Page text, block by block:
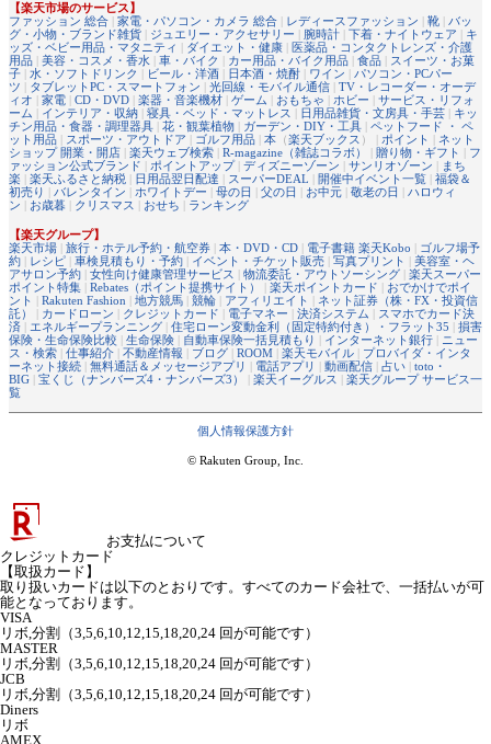
【楽天市場のサービス】
ファッション 総合
家電・パソコン・カメラ 総合 レディースファッション 靴
バッ
グ・小物・ブランド雑貨
ジュエリー・アクセサリー 腕時計 下着・ナイトウェア
キ
ッズ・ベビー用品・マタニティ
ダイエット・健康
医薬品・コンタクトレンズ・介護
用品
美容・コスメ・香水 車・バイク カー用品・バイク用品 食品
スイーツ・お菓
子
水・ソフトドリンク ビール・洋酒 日本酒・焼酎 ワイン
パソコン・PCパー
ツ
タブレットPC・スマートフォン 光回線・モバイル通信
TV・レコーダー・オーデ
ィオ
家電 CD・DVD 楽器・音楽機材 ゲーム おもちゃ ホビー
サービス・リフォ
ーム
インテリア・収納 寝具・ベッド・マットレス 日用品雑貨・文房具・手芸
キッ
チン用品・食器・調理器具
花・観葉植物 ガーデン・DIY・工具
ペットフード ・ ペ
ット用品
スポーツ・アウトドア ゴルフ用品 本 （楽天ブックス ） | ポイント
ネット
ショップ 開業・開店
楽天ウェブ検索 R-magazine（雑誌コラボ） 贈り物・ギフト
フ
ァッション公式ブランド
ポイントアップ ディズニーゾーン サンリオゾーン
まち
楽
楽天ふるさと納税 日用品翌日配達 スーパーDEAL 開催中イベント一覧
福袋＆
初売り
バレンタイン ホワイトデー 母の日 父の日 お中元 敬老の日
ハロウィ
ン
お歳暮 クリスマス おせち ランキング
【楽天グループ】
楽天市場
旅行・ホテル予約・航空券 本・DVD・CD 電子書籍 楽天Kobo
ゴルフ場予
約
レシピ 車検見積もり・予約 イベント・チケット販売 写真プリント
美容室・ヘ
アサロン予約
女性向け健康管理サービス 物流委託・アウトソーシング
楽天スーパー
ポイント特集
Rebates（ポイント提携サイト） 楽天ポイントカード
おでかけでポイ
ント
Rakuten Fashion 地方競馬 競輪 アフィリエイト
ネット証券（株・FX・投資信
託）
カードローン クレジットカード 電子マネー 決済システム
スマホでカード決
済
エネルギープランニング 住宅ローン変動金利（固定特約付き）・フラット35
損害
保険・生命保険比較
生命保険 自動車保険一括見積もり インターネット銀行
ニュー
ス・検索
仕事紹介 不動産情報 ブログ ROOM 楽天モバイル
プロバイダ・インタ
ーネット接続
無料通話＆メッセージアプリ 電話アプリ 動画配信 占い
toto・
BIG
宝くじ（ナンバーズ4・ナンバーズ3） 楽天イーグルス
楽天グループ サービス一
覧
個人情報保護方針
© Rakuten Group, Inc.
お支払について
クレジットカード
【取扱カード】
取り扱いカードは以下のとおりです。すべてのカード会社で、一括払いが可
能となっております。
VISA
リボ,分割（3,5,6,10,12,15,18,20,24 回が可能です）
MASTER
リボ,分割（3,5,6,10,12,15,18,20,24 回が可能です）
JCB
リボ,分割（3,5,6,10,12,15,18,20,24 回が可能です）
Diners
リボ
AMEX